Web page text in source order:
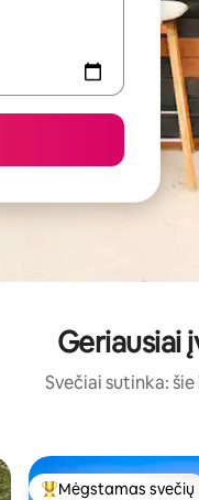
Geriausiai
Svečiai sutinka:
Mėgstamas svečių